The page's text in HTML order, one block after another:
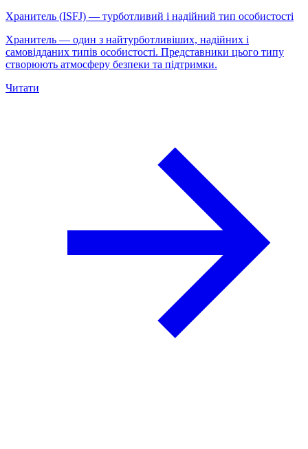
Хранитель (ISFJ) — турботливий і надійний тип особистості
Хранитель — один з найтурботливіших, надійних і
самовідданих типів особистості. Представники цього типу
створюють атмосферу безпеки та підтримки.
Читати